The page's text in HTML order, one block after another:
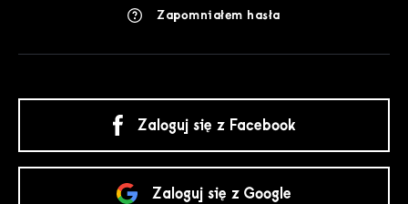
Zapomniałem hasła
Zaloguj się z Facebook
Zaloguj się z Google